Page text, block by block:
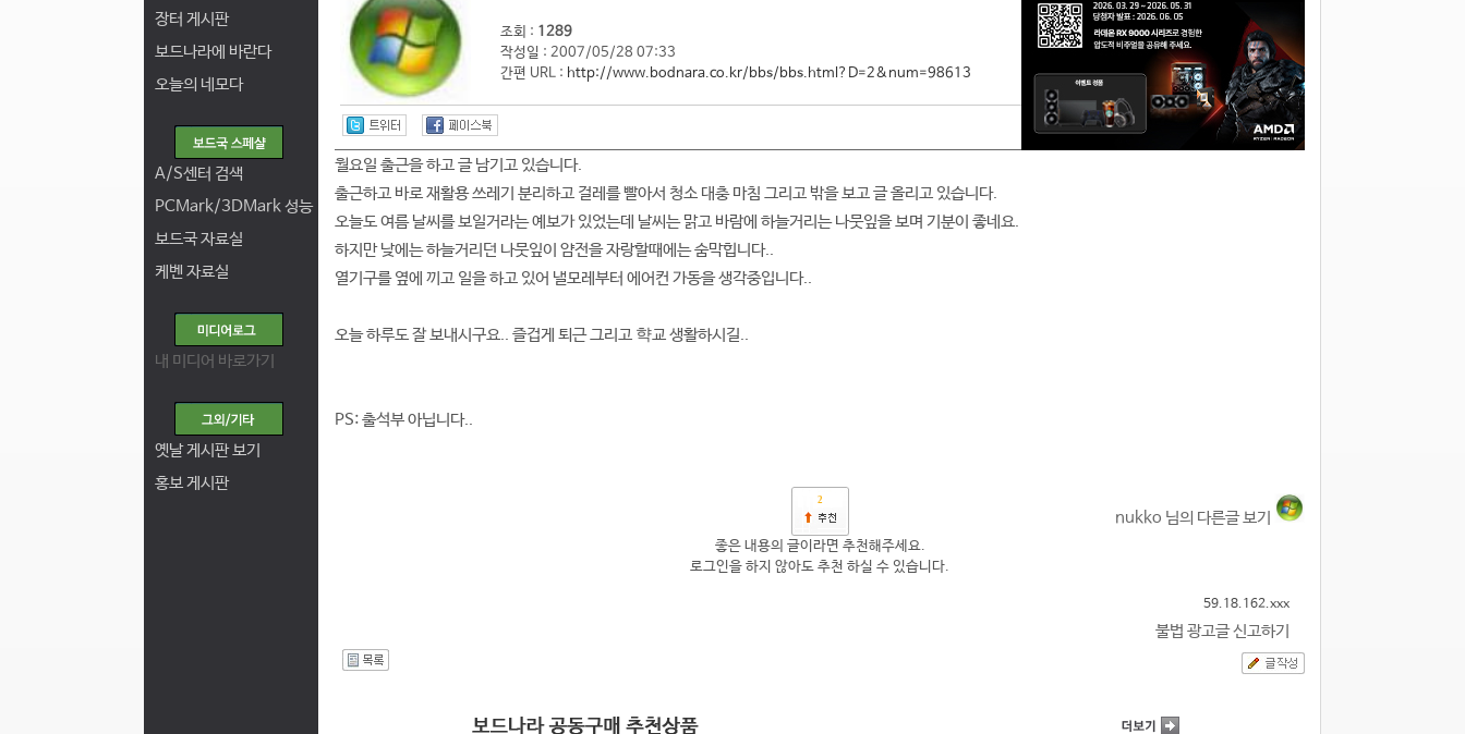
장터 게시판
보드나라에 바란다
오늘의 네모다
A/S센터 검색
PCMark/3DMark 성능
보드국 자료실
케벤 자료실
내 미디어 바로가기
옛날 게시판 보기
홍보 게시판
조회 : 1289
작성일 : 2007/05/28 07:33
간편 URL : http://www.bodnara.co.kr/bbs/bbs.html?D=2&num=98613
월요일 출근을 하고 글 남기고 있습니다.
출근하고 바로 재활용 쓰레기 분리하고 걸레를 빨아서 청소 대충 마침 그리고 밖을 보고 글 올리고 있습니다.
오늘도 여름 날씨를 보일거라는 예보가 있었는데 날씨는 맑고 바람에 하늘거리는 나뭇잎을 보며 기분이 좋네요.
하지만 낮에는 하늘거리던 나뭇잎이 얌전을 자랑할때에는 숨막힙니다..
열기구를 옆에 끼고 일을 하고 있어 낼모레부터 에어컨 가동을 생각중입니다..
오늘 하루도 잘 보내시구요.. 즐겁게 퇴근 그리고 햑교 생활하시길..
PS: 출석부 아닙니다..
2
nukko 님의 다른글 보기
좋은 내용의 글이라면 추천해주세요.
로그인을 하지 않아도 추천 하실 수 있습니다.
59.18.162.xxx
불법 광고글 신고하기